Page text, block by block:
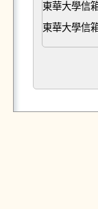
東華大學信
東華大學信